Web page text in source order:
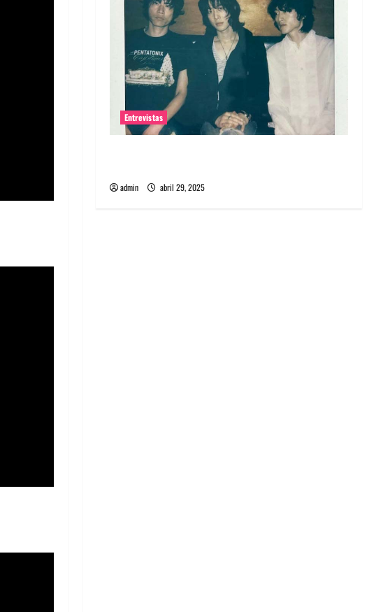
Entrevistas
admin abril 29, 2025